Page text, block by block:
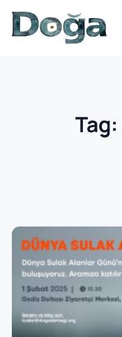
Skip to content
Tag: